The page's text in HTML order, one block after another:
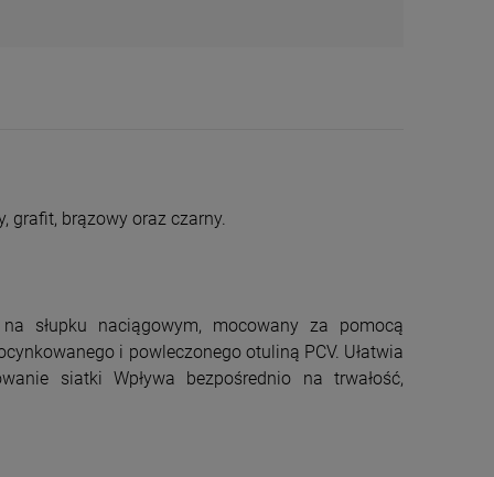
grafit, brązowy oraz czarny.
słupku naciągowym, mocowany za pomocą
i powleczonego otuliną PCV. Ułatwia
siatki Wpływa bezpośrednio na trwałość,